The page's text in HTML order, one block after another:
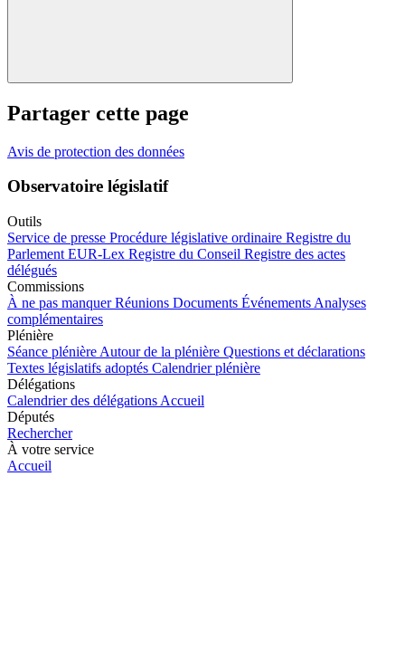
Partager cette page
Avis de protection des données
Observatoire législatif
Outils
Service de presse Procédure législative ordinaire Registre du
Parlement EUR-Lex Registre du Conseil Registre des actes
délégués
Commissions
À ne pas manquer Réunions Documents Événements Analyses
complémentaires
Plénière
Séance plénière Autour de la plénière Questions et déclarations
Textes législatifs adoptés Calendrier plénière
Délégations
Calendrier des délégations Accueil
Députés
Rechercher
À votre service
Accueil